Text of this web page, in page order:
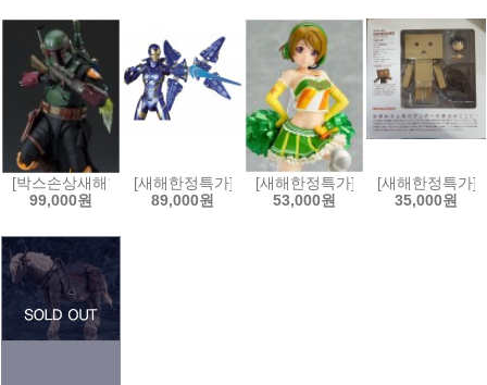
[박스손상새해한정특가]S.H.Figuarts 스타워즈:북 오브 보바펫 - 보바
99,000원
[새해한정특가]MAFEX 마펙스 No.184 어벤져스:
89,000원
[새해한정특가]figFIX 피그픽스
53,000원
[새해한정특가]
35,000원